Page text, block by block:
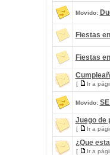
Movido:
Fiestas
Fiestas
[ Ir a
Movido:
Juego de
[ Ir a
¿Que
[ Ir a